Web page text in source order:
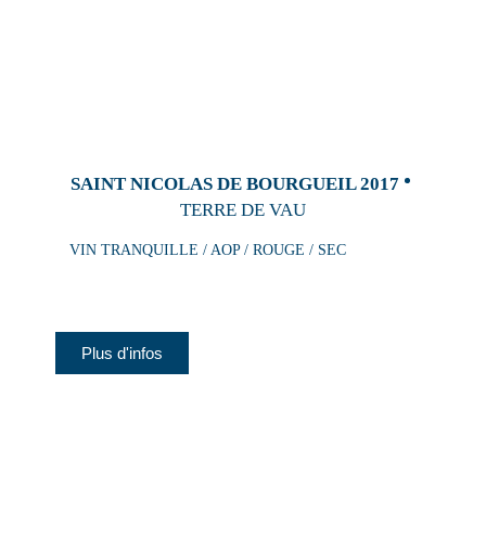
SAINT NICOLAS DE BOURGUEIL 2017
TERRE DE VAU
VIN TRANQUILLE / AOP / ROUGE / SEC
Plus d'infos